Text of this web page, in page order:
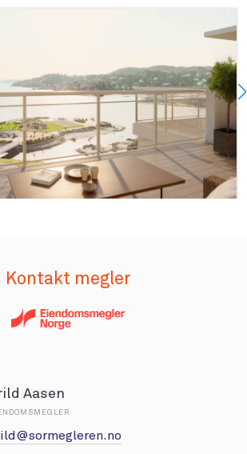
Kontakt megler
Aasen